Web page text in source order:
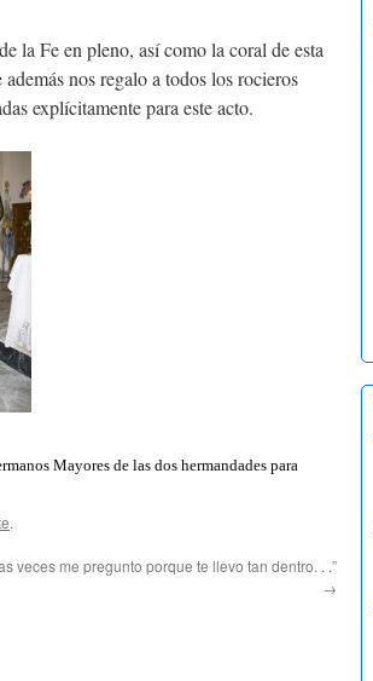
la Fe en pleno, así como la coral de esta
nos regalo a todos los rocieros
explícitamente para este acto.
Mayores de las dos hermandades para
.
veces me pregunto porque te llevo tan dentro. . .”
→